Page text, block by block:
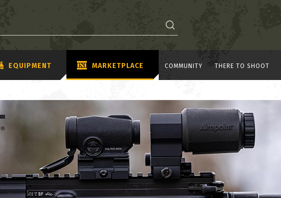
EQUIPMENT MARKETPLACE COMMUNITY THERE TO SHOOT